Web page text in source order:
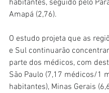
habitantes, seguido pelo
Amapá (2,76).
O estudo projeta que as
e Sul continuarão
parte dos médicos, com
São Paulo (7,17 médicos/1
habitantes), Minas Gerais